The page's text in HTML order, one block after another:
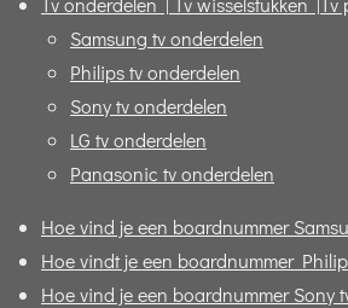
Samsung tv onderdelen
Philips tv onderdelen
Sony tv onderdelen
LG tv onderdelen
Panasonic tv onderdelen
Hoe vind je een boardnummer
Hoe vindt je een boardnummer
Hoe vind je een boardnummer Sony